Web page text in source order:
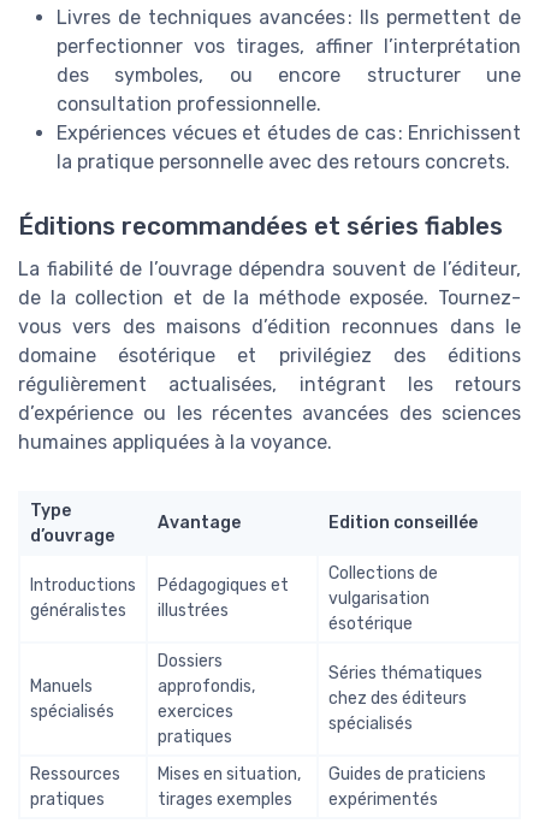
Livres de techniques avancées : Ils permettent de
perfectionner vos tirages, affiner l’interprétation
des symboles, ou encore structurer une
consultation professionnelle.
Expériences vécues et études de cas : Enrichissent
la pratique personnelle avec des retours concrets.
Éditions recommandées et séries fiables
La fiabilité de l’ouvrage dépendra souvent de l’éditeur,
de la collection et de la méthode exposée. Tournez-
vous vers des maisons d’édition reconnues dans le
domaine ésotérique et privilégiez des éditions
régulièrement actualisées, intégrant les retours
d’expérience ou les récentes avancées des sciences
humaines appliquées à la voyance.
Type
d’ouvrage
Avantage Edition conseillée
Introductions
généralistes
Pédagogiques et
illustrées
Collections de
vulgarisation
ésotérique
Manuels
spécialisés
Dossiers
approfondis,
exercices
pratiques
Séries thématiques
chez des éditeurs
spécialisés
Ressources
pratiques
Mises en situation,
tirages exemples
Guides de praticiens
expérimentés